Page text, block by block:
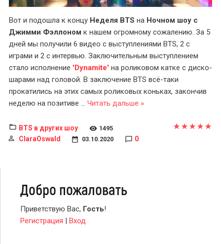
Вот и подошла к концу Неделя BTS на Ночном шоу с
Джимми Фэллоном к нашем огромному сожалению. За 5
дней мы получили 6 видео с выступлениями BTS, 2 с
играми и 2 с интервью. Заключительным выступлением
стало исполнение 'Dynamite' на роликовом катке с диско-
шарами над головой. В заключение BTS всё-таки
прокатились на этих самых роликовых коньках, закончив
неделю на позитиве ... Читать дальше »
BTS в других шоу 1495
ClaraOswald 03.10.2020 0
Добро пожаловать
Приветствую Вас, Гость!
Регистрация | Вход